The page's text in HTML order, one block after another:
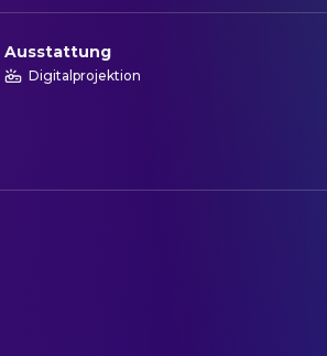
Ausstattung
Digitalprojektion